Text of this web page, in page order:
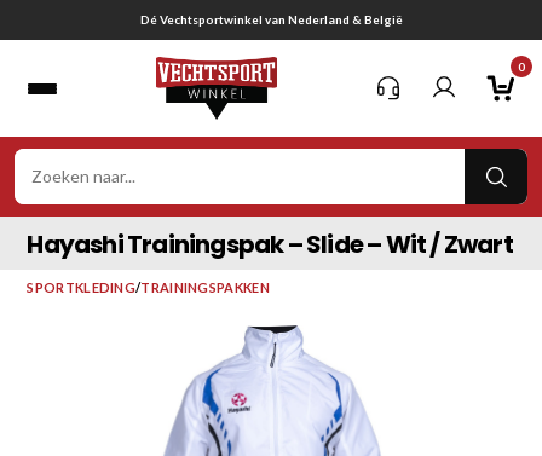
naar
Gratis verzending vanaf € 75,-
0
Hayashi Trainingspak – Slide – Wit / Zwart
SPORTKLEDING/TRAININGSPAKKEN